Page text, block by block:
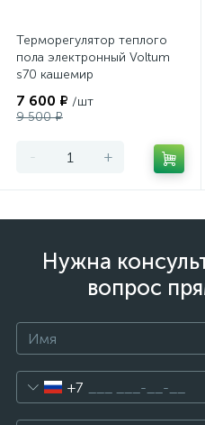
Терморегулятор теплого
пола электронный Voltum
s70 кашемир
7 600 ₽ /шт
9 500 ₽
- +
Нужна
вопрос
+7